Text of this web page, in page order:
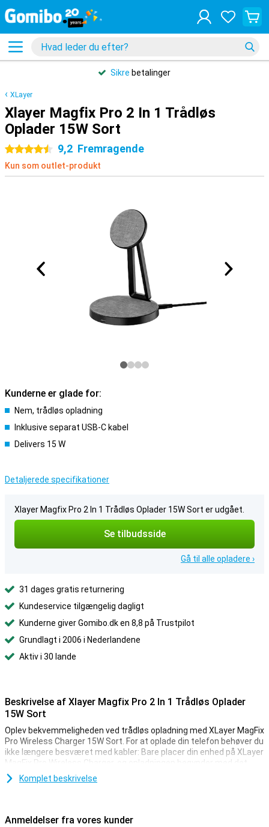
Sikre betalinger
XLayer
Xlayer Magfix Pro 2 In 1 Trådløs
Oplader 15W Sort
4.5 stjerner
9,2 Fremragende
Kun som outlet-produkt
Kunderne er glade for:
Nem, trådløs opladning
Inklusive separat USB-C kabel
Delivers 15 W
Detaljerede specifikationer
Xlayer Magfix Pro 2 In 1 Trådløs Oplader 15W Sort er udgået.
Se tilbudsside
Gå til alle opladere ›
31 dages gratis returnering
Kundeservice tilgængelig dagligt
Kunderne giver Gomibo.dk en 8,8 på Trustpilot
Grundlagt i 2006 i Nederlandene
Aktiv i 30 lande
Beskrivelse af Xlayer Magfix Pro 2 In 1 Trådløs Oplader
15W Sort
Oplev bekvemmeligheden ved trådløs opladning med XLayer MagFix
Pro Wireless Charger 15W Sort. For at oplade din telefon behøver du
ikke længere besværet med kabler: Bare placer din enhed på XLayer
MagFix Pro Wireless Charger, og opladningen begynder med det
samme!
Afhængigt af enheden vælger opladeren 5W, 7,5W, 10W eller 15W.
Komplet beskrivelse
Anmeldelser fra vores kunder